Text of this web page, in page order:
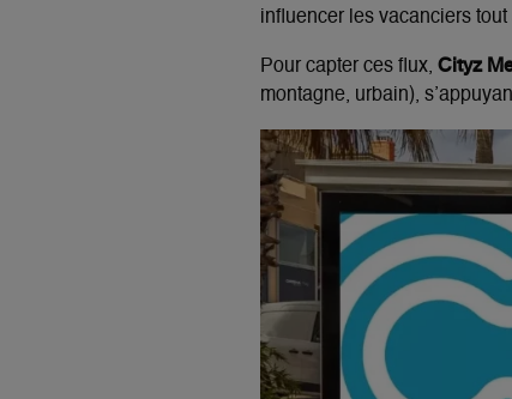
influencer les vacanciers
Pour capter ces flux, Cityz
montagne, urbain),